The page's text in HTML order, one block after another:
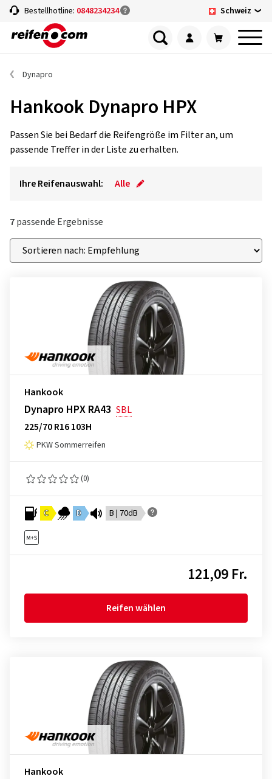
Bestellhotline: 0848234234 Schweiz
Dynapro
Hankook Dynapro HPX
Passen Sie bei Bedarf die Reifengröße im Filter an, um
passende Treffer in der Liste zu erhalten.
Ihre Reifenauswahl: Alle
7passende Ergebnisse
Hankook
Dynapro HPX RA43 SBL
225/70 R16 103H
PKW Sommerreifen
(0)
C D B | 70dB
121,09 Fr.
Reifen wählen
Hankook